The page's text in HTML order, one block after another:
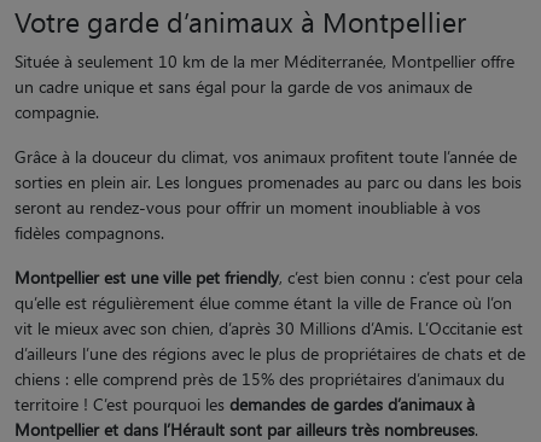
Votre garde d’animaux à Montpellier
Située à seulement 10 km de la mer Méditerranée, Montpellier offre
un cadre unique et sans égal pour la garde de vos animaux de
compagnie.
Grâce à la douceur du climat, vos animaux profitent toute l’année de
sorties en plein air. Les longues promenades au parc ou dans les bois
seront au rendez-vous pour offrir un moment inoubliable à vos
fidèles compagnons.
Montpellier est une ville pet friendly, c’est bien connu : c’est pour cela
qu’elle est régulièrement élue comme étant la ville de France où l’on
vit le mieux avec son chien, d’après 30 Millions d’Amis. L’Occitanie est
d’ailleurs l’une des régions avec le plus de propriétaires de chats et de
chiens : elle comprend près de 15% des propriétaires d’animaux du
territoire ! C’est pourquoi les demandes de gardes d’animaux à
Montpellier et dans l’Hérault sont par ailleurs très nombreuses.